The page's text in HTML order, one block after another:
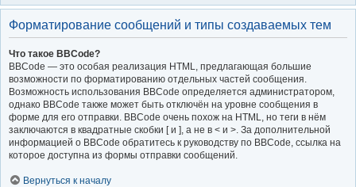
Форматирование сообщений и типы создаваемых тем
Что такое BBCode?
BBCode — это особая реализация HTML, предлагающая большие
возможности по форматированию отдельных частей сообщения.
Возможность использования BBCode определяется администратором,
однако BBCode также может быть отключён на уровне сообщения в
форме для его отправки. BBCode очень похож на HTML, но теги в нём
заключаются в квадратные скобки [ и ], а не в < и >. За дополнительной
информацией о BBCode обратитесь к руководству по BBCode, ссылка на
которое доступна из формы отправки сообщений.
Вернуться к началу